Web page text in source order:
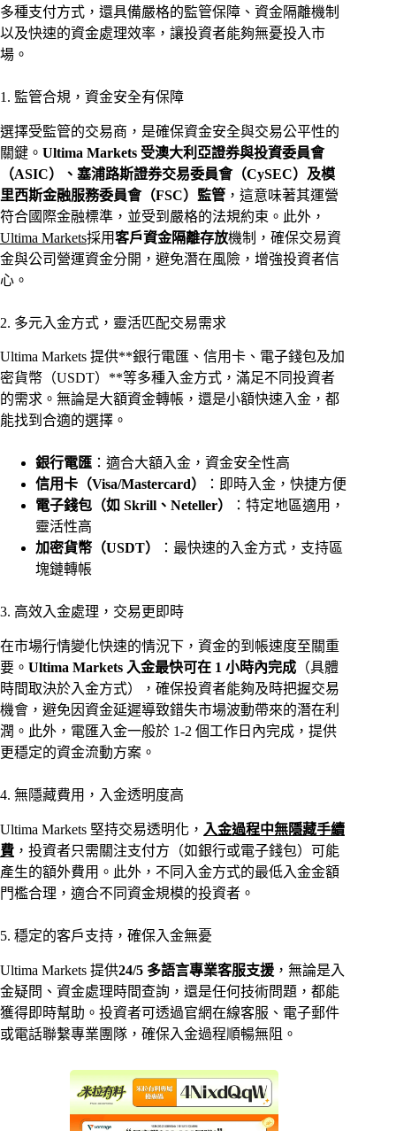
多種支付方式，還具備嚴格的監管保障、資金隔離機制
以及快速的資金處理效率，讓投資者能夠無憂投入市
場。
1. 監管合規，資金安全有保障
選擇受監管的交易商，是確保資金安全與交易公平性的
關鍵。 Ultima Markets 受澳大利亞證券與投資委員會
（ASIC）、塞浦路斯證券交易委員會（CySEC）及模
里西斯金融服務委員會（FSC）監管 ，這意味著其運營
符合國際金融標準，並受到嚴格的法規約束。此外，
Ultima Markets採用客戶資金隔離存放機制，確保交易資
金與公司營運資金分開，避免潛在風險，增強投資者信
心。
2. 多元入金方式，靈活匹配交易需求
Ultima Markets 提供**銀行電匯、信用卡、電子錢包及加
密貨幣（USDT）**等多種入金方式，滿足不同投資者
的需求。無論是大額資金轉帳，還是小額快速入金，都
能找到合適的選擇。
銀行電匯 ：適合大額入金，資金安全性高
信用卡（Visa/Mastercard）
：即時入金，快捷方便
電子錢包（如 Skrill、Neteller）
：特定地區適用，
靈活性高
加密貨幣（USDT）
：最快速的入金方式，支持區
塊鏈轉帳
3. 高效入金處理，交易更即時
在市場行情變化快速的情況下，資金的到帳速度至關重
要。 Ultima Markets 入金最快可在 1 小時內完成 （具體
時間取決於入金方式），確保投資者能夠及時把握交易
機會，避免因資金延遲導致錯失市場波動帶來的潛在利
潤。此外，電匯入金一般於 1-2 個工作日內完成，提供
更穩定的資金流動方案。
4. 無隱藏費用，入金透明度高
Ultima Markets 堅持交易透明化， 入金過程中無隱藏手續
費 ，投資者只需關注支付方（如銀行或電子錢包）可能
產生的額外費用。此外，不同入金方式的最低入金金額
門檻合理，適合不同資金規模的投資者。
5. 穩定的客戶支持，確保入金無憂
Ultima Markets 提供24/5 多語言專業客服支援 ，無論是入
金疑問、資金處理時間查詢，還是任何技術問題，都能
獲得即時幫助。投資者可透過官網在線客服、電子郵件
或電話聯繫專業團隊，確保入金過程順暢無阻。